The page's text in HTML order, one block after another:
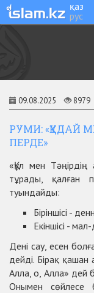
қаз
рус
09.08.2025 8979
РУМИ: «ҚҰДАЙ
ПЕРДЕ»
«Құл мен
тұрады, қалған
туындайды:
Біріншісі -
Екіншісі -
Дені сау, есен
дейді. Бірақ қашан
Алла, о, Алла» дей
Онымен сөйлесе